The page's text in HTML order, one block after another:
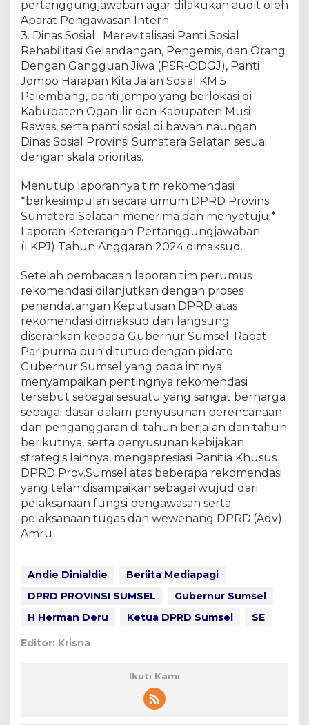
pertanggungjawaban agar dilakukan audit oleh
Aparat Pengawasan Intern.
3. Dinas Sosial : Merevitalisasi Panti Sosial
Rehabilitasi Gelandangan, Pengemis, dan Orang
Dengan Gangguan Jiwa (PSR-ODGJ), Panti
Jompo Harapan Kita Jalan Sosial KM 5
Palembang, panti jompo yang berlokasi di
Kabupaten Ogan ilir dan Kabupaten Musi
Rawas, serta panti sosial di bawah naungan
Dinas Sosial Provinsi Sumatera Selatan sesuai
dengan skala prioritas.
Menutup laporannya tim rekomendasi
*berkesimpulan secara umum DPRD Provinsi
Sumatera Selatan menerima dan menyetujui*
Laporan Keterangan Pertanggungjawaban
(LKPJ) Tahun Anggaran 2024 dimaksud.
Setelah pembacaan laporan tim perumus
rekomendasi dilanjutkan dengan proses
penandatangan Keputusan DPRD atas
rekomendasi dimaksud dan langsung
diserahkan kepada Gubernur Sumsel. Rapat
Paripurna pun ditutup dengan pidato
Gubernur Sumsel yang pada intinya
menyampaikan pentingnya rekomendasi
tersebut sebagai sesuatu yang sangat berharga
sebagai dasar dalam penyusunan perencanaan
dan penganggaran di tahun berjalan dan tahun
berikutnya, serta penyusunan kebijakan
strategis lainnya, mengapresiasi Panitia Khusus
DPRD Prov.Sumsel atas beberapa rekomendasi
yang telah disampaikan sebagai wujud dari
pelaksanaan fungsi pengawasan serta
pelaksanaan tugas dan wewenang DPRD.(Adv)
Amru
Andie Dinialdie
Beriita Mediapagi
DPRD PROVINSI SUMSEL
Gubernur Sumsel
H Herman Deru
Ketua DPRD Sumsel SE
Editor: Krisna
Ikuti Kami